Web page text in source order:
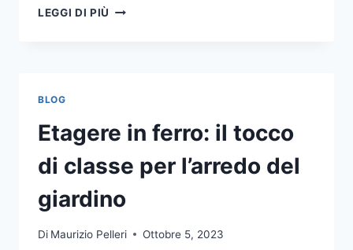
LEGGI DI PIÙ
BLOG
Etagere in ferro: il tocco
di classe per l’arredo del
giardino
Di Maurizio Pelleri Ottobre 5, 2023